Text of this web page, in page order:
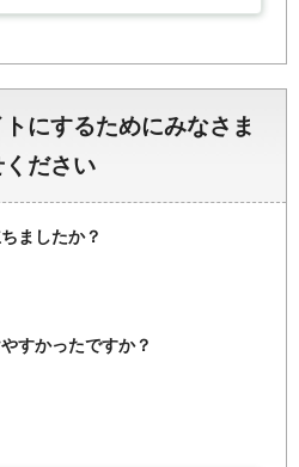
にするためにみなさま
ださい
ましたか？
すかったですか？